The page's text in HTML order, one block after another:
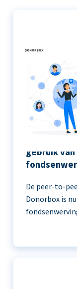
gebruik
De peer-to-
Donorbox is